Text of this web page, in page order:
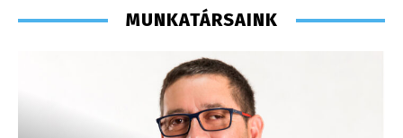
MUNKATÁRSAINK